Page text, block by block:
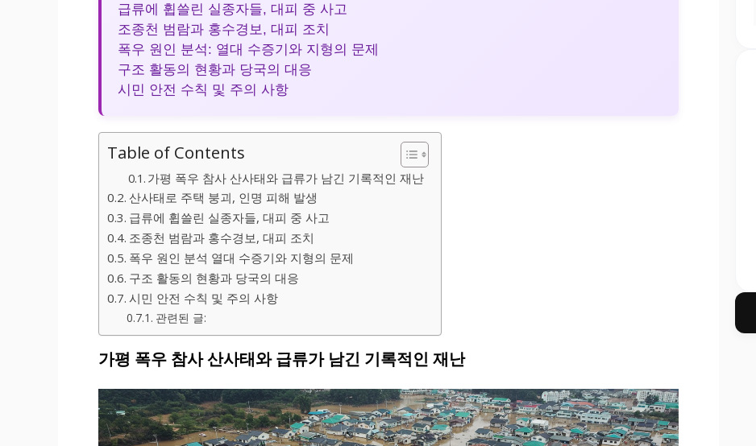
급류에 휩쓸린 실종자들, 대피 중 사고
조종천 범람과 홍수경보, 대피 조치
폭우 원인 분석: 열대 수증기와 지형의 문제
구조 활동의 현황과 당국의 대응
시민 안전 수칙 및 주의 사항
Table of Contents
가평 폭우 참사 산사태와 급류가 남긴 기록적인 재난
산사태로 주택 붕괴, 인명 피해 발생
급류에 휩쓸린 실종자들, 대피 중 사고
조종천 범람과 홍수경보, 대피 조치
폭우 원인 분석 열대 수증기와 지형의 문제
구조 활동의 현황과 당국의 대응
시민 안전 수칙 및 주의 사항
관련된 글:
가평 폭우 참사 산사태와 급류가 남긴 기록적인 재난